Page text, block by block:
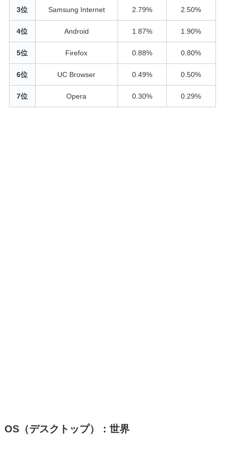
3位 Samsung Internet 2.79% 2.50%
4位 Android 1.87% 1.90%
5位 Firefox 0.88% 0.80%
6位 UC Browser 0.49% 0.50%
7位 Opera 0.30% 0.29%
OS（デスクトップ）：世界